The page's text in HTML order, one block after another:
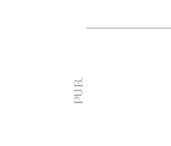
PUB.